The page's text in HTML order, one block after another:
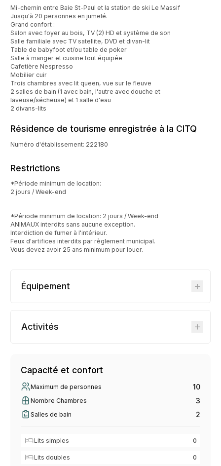
Mi-chemin entre Baie St-Paul et la station de ski Le Massif
Jusqu'à 20 personnes en jumelé.
Grand confort :
Salon avec foyer au bois, TV (2) HD et système de son
Salle familiale avec TV satellite, DVD et divan-lit
Table de babyfoot et/ou table de poker
Salle à manger et cuisine tout équipée
Cafetière Nespresso
Mobilier cuir
Trois chambres avec lit queen, vue sur le fleuve
2 salles de bain (1 avec bain, l'autre avec douche et
laveuse/sécheuse) et 1 salle d'eau
2 divans-lits
Résidence de tourisme enregistrée à la CITQ
Numéro d'établissement: 222180
Restrictions
*Période minimum de location:
2 jours / Week-end
*Période minimum de location: 2 jours / Week-end
ANIMAUX interdits sans aucune exception.
Interdiction de fumer à l'intérieur.
Feux d'artifices interdits par règlement municipal.
Vous devez avoir 25 ans minimum pour louer.
Équipement
Activités
Capacité et confort
Maximum de personnes 10
Nombre Chambres 3
Salles de bain 2
Lits simples 0
Lits doubles 0